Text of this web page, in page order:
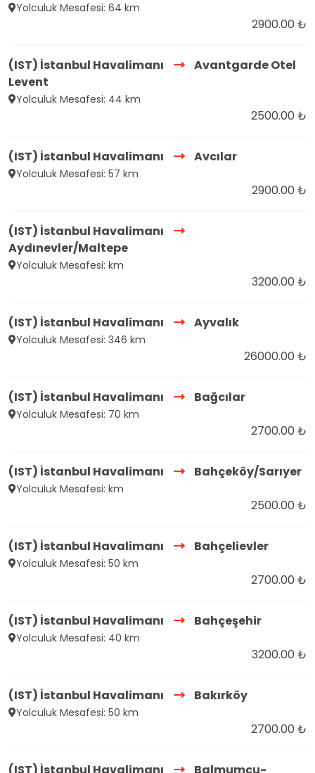
Yolculuk Mesafesi: 64 km
2900.00 ₺
(IST) İstanbul Havalimanı
Avantgarde Otel
Levent
Yolculuk Mesafesi: 44 km
2500.00 ₺
(IST) İstanbul Havalimanı Avcılar
Yolculuk Mesafesi: 57 km
2900.00 ₺
(IST) İstanbul Havalimanı
Aydınevler/Maltepe
Yolculuk Mesafesi: km
3200.00 ₺
(IST) İstanbul Havalimanı Ayvalık
Yolculuk Mesafesi: 346 km
26000.00 ₺
(IST) İstanbul Havalimanı Bağcılar
Yolculuk Mesafesi: 70 km
2700.00 ₺
(IST) İstanbul Havalimanı Bahçeköy/Sarıyer
Yolculuk Mesafesi: km
2500.00 ₺
(IST) İstanbul Havalimanı Bahçelievler
Yolculuk Mesafesi: 50 km
2700.00 ₺
(IST) İstanbul Havalimanı Bahçeşehir
Yolculuk Mesafesi: 40 km
3200.00 ₺
(IST) İstanbul Havalimanı Bakırköy
Yolculuk Mesafesi: 50 km
2700.00 ₺